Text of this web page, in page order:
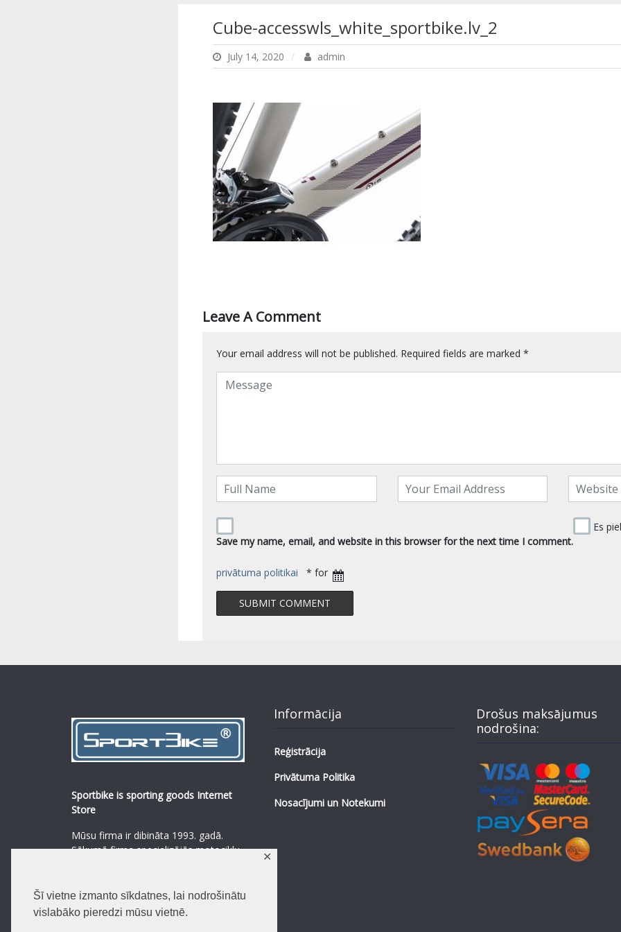
Šī vietne izmanto sīkdatnes, lai nodrošinātu
vislabāko pieredzi mūsu vietnē.
✕
Cube-accesswls_white_sportbike.lv_2
July 14, 2020 admin
Leave A Comment
Your email address will not be published. Required fields are marked *
Save my name, email, and website in this browser for the next time I comment.
Es
privātuma politikai * for
Sportbike is sporting goods Internet
Store
Mūsu firma ir dibināta 1993. gadā.
Sākumā firma specializējās motociklu,
Lasīt vairāk
Informācija
Reģistrācija
Privātuma Politika
Nosacījumi un Notekumi
Drošus maksājumus
nodrošina:
0